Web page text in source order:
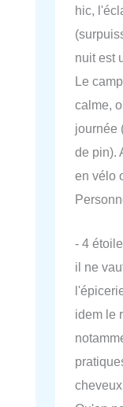
hic,
nuit est
Le
calme,
journée
de pin).
en vélo
- 4
il ne
idem le